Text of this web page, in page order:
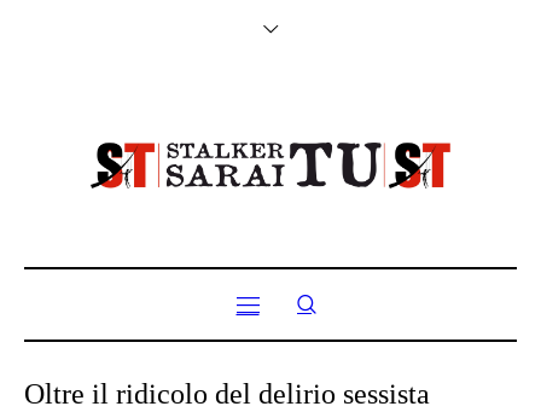
Oltre il ridicolo del delirio sessista